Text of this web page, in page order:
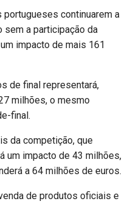
portugueses continuarem a
sem a participação da
impacto de mais 161
de final representará,
milhões, o mesmo
final.
da competição, que
um impacto de 43 milhões,
a 64 milhões de euros.
de produtos oficiais e